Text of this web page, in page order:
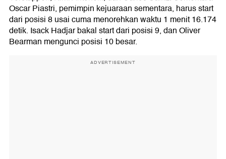
Oscar Piastri, pemimpin kejuaraan sementara, harus start
dari posisi 8 usai cuma menorehkan waktu 1 menit 16.174
detik. Isack Hadjar bakal start dari posisi 9, dan Oliver
Bearman mengunci posisi 10 besar.
ADVERTISEMENT